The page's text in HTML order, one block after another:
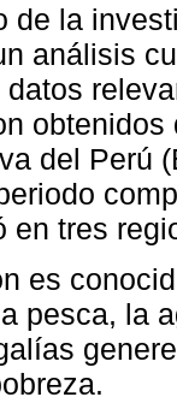
de la
análisis
del Perú
en tres
es
pesca, la